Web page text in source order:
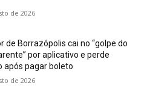
de 2026
de Borrazópolis cai no “golpe do
por aplicativo e perde
após pagar boleto
de 2026